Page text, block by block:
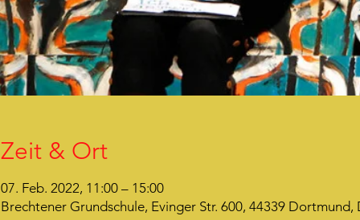
Zeit & Ort
07. Feb. 2022, 11:00 – 15:00
Brechtener Grundschule, Evinger Str. 600, 44339 Dortmund,